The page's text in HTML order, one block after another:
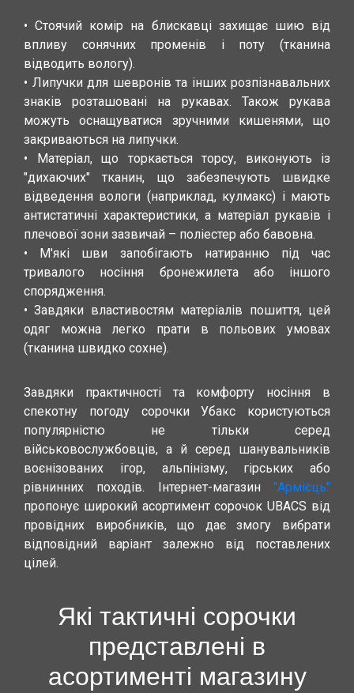
• Стоячий комір на блискавці захищає шию від
впливу сонячних променів і поту (тканина
відводить вологу).
• Липучки для шевронів та інших розпізнавальних
знаків розташовані на рукавах. Також рукава
можуть оснащуватися зручними кишенями, що
закриваються на липучки.
• Матеріал, що торкається торсу, виконують із
"дихаючих" тканин, що забезпечують швидке
відведення вологи (наприклад, кулмакс) і мають
антистатичні характеристики, а матеріал рукавів і
плечової зони зазвичай – поліестер або бавовна.
• М'які шви запобігають натиранню під час
тривалого носіння бронежилета або іншого
спорядження.
• Завдяки властивостям матеріалів пошиття, цей
одяг можна легко прати в польових умовах
(тканина швидко сохне).
Завдяки практичності та комфорту носіння в
спекотну погоду сорочки Убакс користуються
популярністю не тільки серед
військовослужбовців, а й серед шанувальників
воєнізованих ігор, альпінізму, гірських або
рівнинних походів. Інтернет-магазин "Армієць"
пропонує широкий асортимент сорочок UBACS від
провідних виробників, що дає змогу вибрати
відповідний варіант залежно від поставлених
цілей.
Які тактичні сорочки
представлені в
асортименті магазину